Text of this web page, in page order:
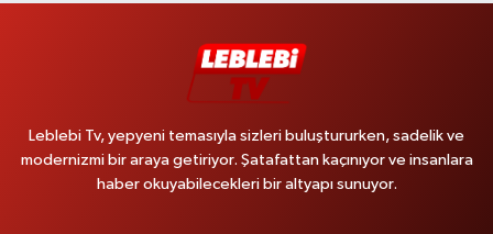
Leblebi Tv, yepyeni temasıyla sizleri buluştururken, sadelik ve
modernizmi bir araya getiriyor. Şatafattan kaçınıyor ve insanlara
haber okuyabilecekleri bir altyapı sunuyor.